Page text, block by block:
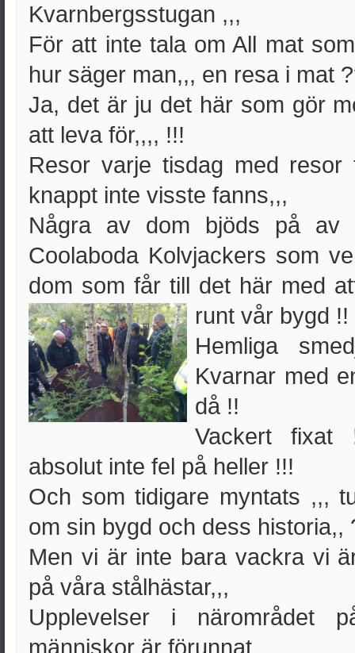
Kvarnbergsstugan ,,,
För att inte tala om All mat
hur säger man,,, en resa i mat
Ja, det är ju det här som gör
att leva för,,,, !!!
Resor varje tisdag med resor
knappt inte visste fanns,,,
Några av dom bjöds på av
Coolaboda Kolvjackers som
dom som får till det här med
runt vår bygd !!
Hemliga
Kvarnar med
då !!
Vackert
absolut inte fel på heller !!!
Och som tidigare myntats ,,,
om sin bygd och dess historia,,
Men vi är inte bara vackra vi
på våra stålhästar,,,
Upplevelser i
människor är förunnat .